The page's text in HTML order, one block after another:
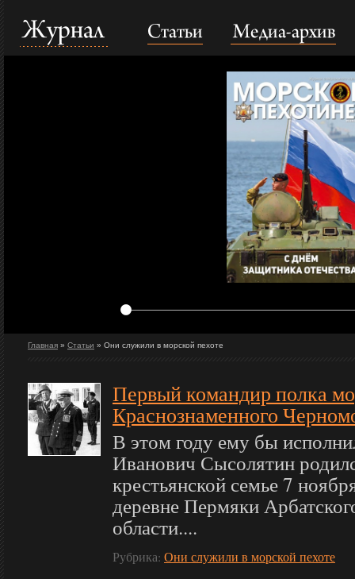
Журнал Статьи Медиа-архив
Главная » Статьи » Они служили в морской пехоте
Первый командир полка
Краснознаменного
В этом году ему бы
Иванович Сысолятин
крестьянской семье 7
деревне Пермяки
области....
Рубрика: Они служили в морской пехоте